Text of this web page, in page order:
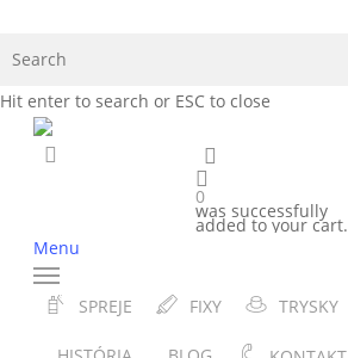
content
Hit enter to search or ESC to close
facebook
0
was successfully
added to your cart.
Menu
SPREJE FIXY TRYSKY
KOŠÍK
KATEGÓRIE